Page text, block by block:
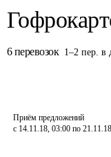
6 перевозок 1–2 пер. в
Приём предложений
с 14.11.18, 03:00 по